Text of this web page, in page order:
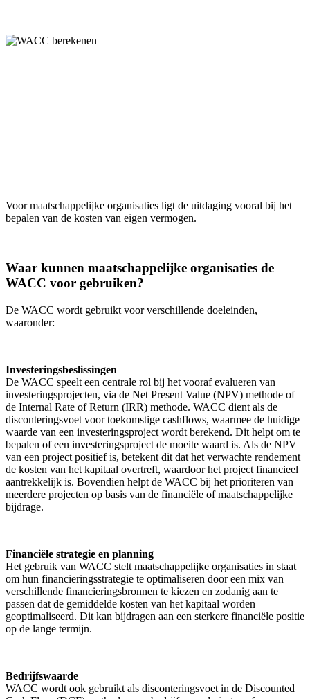
Voor maatschappelijke organisaties ligt de uitdaging vooral bij het
bepalen van de kosten van eigen vermogen.
Waar kunnen maatschappelijke organisaties de
WACC voor gebruiken?
De WACC wordt gebruikt voor verschillende doeleinden,
waaronder:
Investeringsbeslissingen
De WACC speelt een centrale rol bij het vooraf evalueren van
investeringsprojecten, via de Net Present Value (NPV) methode of
de Internal Rate of Return (IRR) methode. WACC dient als de
disconteringsvoet voor toekomstige cashflows, waarmee de huidige
waarde van een investeringsproject wordt berekend. Dit helpt om te
bepalen of een investeringsproject de moeite waard is. Als de NPV
van een project positief is, betekent dit dat het verwachte rendement
de kosten van het kapitaal overtreft, waardoor het project financieel
aantrekkelijk is. Bovendien helpt de WACC bij het prioriteren van
meerdere projecten op basis van de financiële of maatschappelijke
bijdrage.
Financiële strategie en planning
Het gebruik van WACC stelt maatschappelijke organisaties in staat
om hun financieringsstrategie te optimaliseren door een mix van
verschillende financieringsbronnen te kiezen en zodanig aan te
passen dat de gemiddelde kosten van het kapitaal worden
geoptimaliseerd. Dit kan bijdragen aan een sterkere financiële positie
op de lange termijn.
Bedrijfswaarde
WACC wordt ook gebruikt als disconteringsvoet in de Discounted